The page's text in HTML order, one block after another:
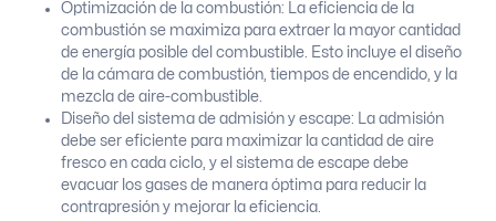
Optimización de la combustión: La eficiencia de la
combustión se maximiza para extraer la mayor cantidad
de energía posible del combustible. Esto incluye el diseño
de la cámara de combustión, tiempos de encendido, y la
mezcla de aire-combustible.
Diseño del sistema de admisión y escape: La admisión
debe ser eficiente para maximizar la cantidad de aire
fresco en cada ciclo, y el sistema de escape debe
evacuar los gases de manera óptima para reducir la
contrapresión y mejorar la eficiencia.